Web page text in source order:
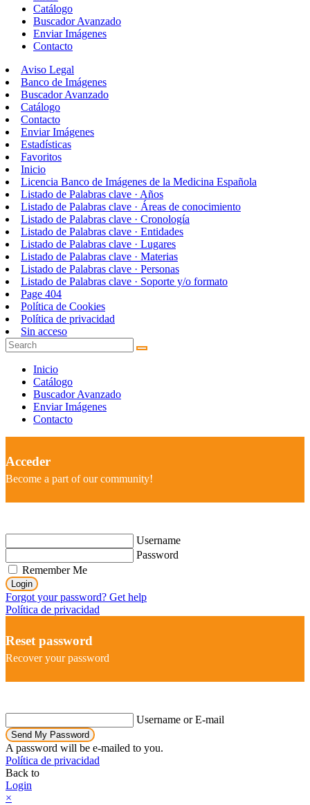
Catálogo
Buscador Avanzado
Enviar Imágenes
Contacto
Aviso Legal
Banco de Imágenes
Buscador Avanzado
Catálogo
Contacto
Enviar Imágenes
Estadísticas
Favoritos
Inicio
Licencia Banco de Imágenes de la Medicina Española
Listado de Palabras clave · Años
Listado de Palabras clave · Áreas de conocimiento
Listado de Palabras clave · Cronología
Listado de Palabras clave · Entidades
Listado de Palabras clave · Lugares
Listado de Palabras clave · Materias
Listado de Palabras clave · Personas
Listado de Palabras clave · Soporte y/o formato
Page 404
Política de Cookies
Política de privacidad
Sin acceso
Inicio
Catálogo
Buscador Avanzado
Enviar Imágenes
Contacto
Acceder
Become a part of our community!
Username
Password
Remember Me
Login
Forgot your password? Get help
Política de privacidad
Reset password
Recover your password
Username or E-mail
Send My Password
A password will be e-mailed to you.
Política de privacidad
Back to
Login
×